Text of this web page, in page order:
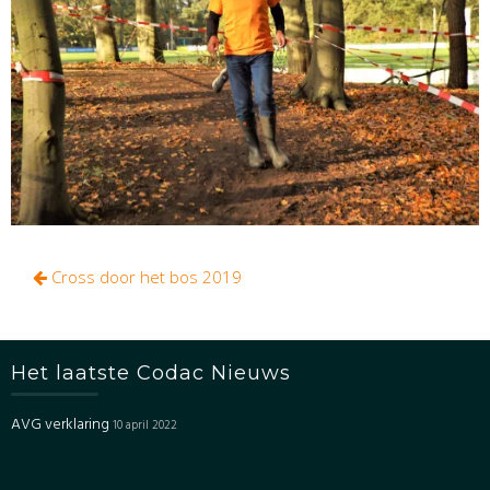
Bericht
Cross door het bos 2019
Het laatste Codac Nieuws
AVG verklaring 10 april 2022